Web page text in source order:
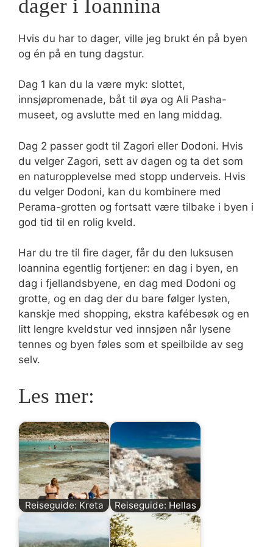
dager i Ioannina
Hvis du har to dager, ville jeg brukt én på byen
og én på en tung dagstur.
Dag 1 kan du la være myk: slottet,
innsjøpromenade, båt til øya og Ali Pasha-
museet, og avslutte med en lang middag.
Dag 2 passer godt til Zagori eller Dodoni. Hvis
du velger Zagori, sett av dagen og ta det som
en naturopplevelse med stopp underveis. Hvis
du velger Dodoni, kan du kombinere med
Perama-grotten og fortsatt være tilbake i byen i
god tid til en rolig kveld.
Har du tre til fire dager, får du den luksusen
Ioannina egentlig fortjener: en dag i byen, en
dag i fjellandsbyene, en dag med Dodoni og
grotte, og en dag der du bare følger lysten,
kanskje med shopping, ekstra kafébesøk og en
litt lengre kveldstur ved innsjøen når lysene
tennes og byen føles som et speilbilde av seg
selv.
Les mer:
Reiseguide: Kreta Reiseguide: Hellas